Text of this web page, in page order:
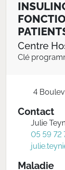
Centre
Clé
4
Contact
Julie
05 59 72
Maladie